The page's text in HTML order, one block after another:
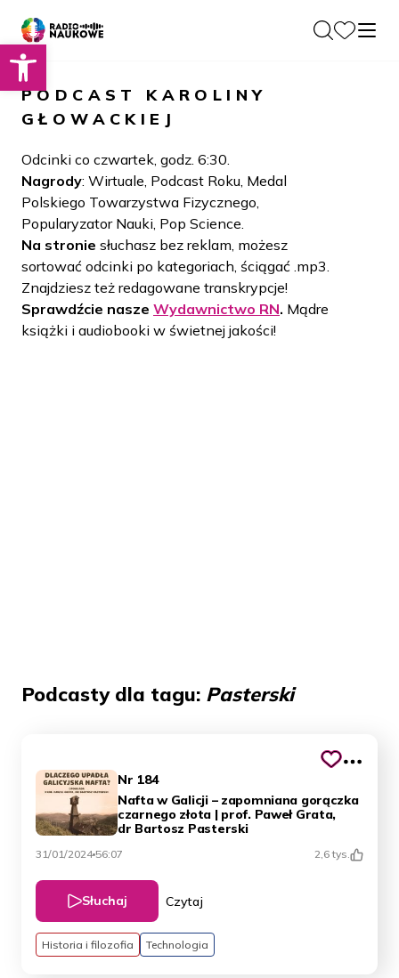
Otwórz pasek narzędzi
O nas
O Radiu
Zespół
Historia
Społeczność
Dla Naukowców
Podcasty
Projekty
LAMU
Beyond Curie
Blog
Kontakt
Wydawnictwo
PODCAST
KAROLINY
GŁOWACKIEJ
Odcinki co czwartek, godz. 6:30.
Nagrody: Wirtuale, Podcast Roku, Medal
Polskiego Towarzystwa Fizycznego,
Popularyzator Nauki, Pop Science.
Na stronie słuchasz bez reklam, możesz
sortować odcinki po kategoriach, ściągać .mp3.
Znajdziesz też redagowane transkrypcje!
Sprawdźcie nasze Wydawnictwo RN. Mądre
książki i audiobooki w świetnej jakości!
Podcasty dla tagu: Pasterski
Nr 184
Nafta w Galicji – zapomniana gorączka
czarnego złota | prof. Paweł Grata,
dr Bartosz Pasterski
31/01/2024 56:07 2,6 tys.
Słuchaj Czytaj
Historia i filozofia Technologia